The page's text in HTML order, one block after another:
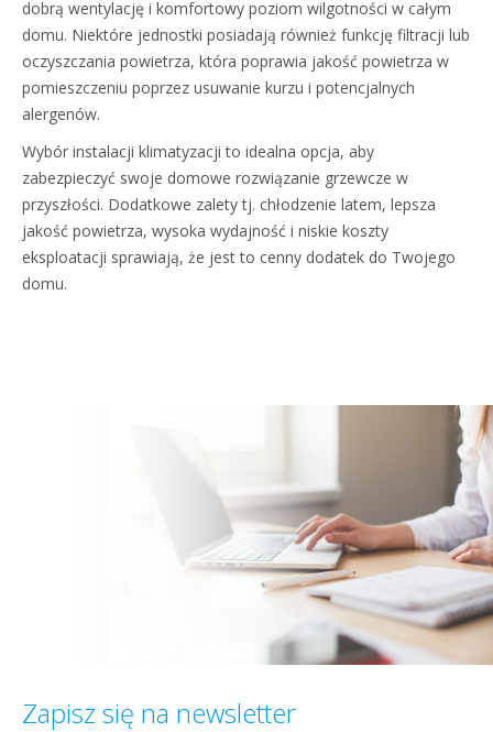
dobrą wentylację i komfortowy poziom wilgotności w całym
domu. Niektóre jednostki posiadają również funkcję filtracji lub
oczyszczania powietrza, która poprawia jakość powietrza w
pomieszczeniu poprzez usuwanie kurzu i potencjalnych
alergenów.
Wybór instalacji klimatyzacji to idealna opcja, aby
zabezpieczyć swoje domowe rozwiązanie grzewcze w
przyszłości. Dodatkowe zalety tj. chłodzenie latem, lepsza
jakość powietrza, wysoka wydajność i niskie koszty
eksploatacji sprawiają, że jest to cenny dodatek do Twojego
domu.
Zapisz się na newsletter